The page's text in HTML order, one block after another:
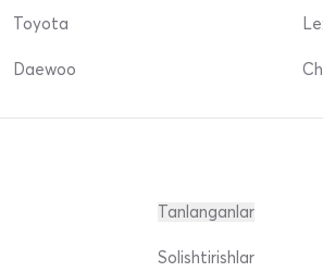
Toyota
Daewoo
Tanlanganlar
Solishtirishlar